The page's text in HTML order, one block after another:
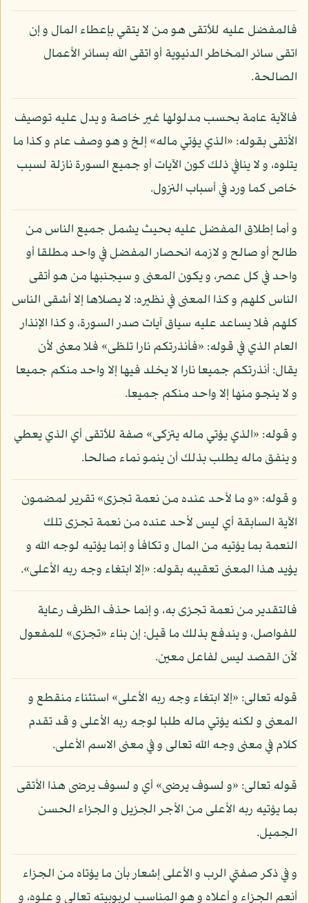
فالمفضل عليه للأتقى هو من لا يتقي بإعطاء المال و إن
اتقى سائر المخاطر الدنيوية أو اتقى الله بسائر الأعمال
الصالحة.
فالآية عامة بحسب مدلولها غير خاصة و يدل عليه توصيف
الأتقى بقوله: «الذي يؤتي ماله» إلخ و هو وصف عام و كذا ما
يتلوه، و لا ينافي ذلك كون الآيات أو جميع السورة نازلة لسبب
خاص كما ورد في أسباب النزول.
و أما إطلاق المفضل عليه بحيث يشمل جميع الناس من
طالح أو صالح و لازمه انحصار المفضل في واحد مطلقا أو
واحد في كل عصر، و يكون المعنى و سيجنبها من هو أتقى
الناس كلهم و كذا المعنى في نظيره: لا يصلاها إلا أشقى الناس
كلهم فلا يساعد عليه سياق آيات صدر السورة، و كذا الإنذار
العام الذي في قوله: «فأنذرتكم نارا تلظى» فلا معنى لأن
يقال: أنذرتكم جميعا نارا لا يخلد فيها إلا واحد منكم جميعا
و لا ينجو منها إلا واحد منكم جميعا.
و قوله: «الذي يؤتي ماله يتزكى» صفة للأتقى أي الذي يعطي
و ينفق ماله يطلب بذلك أن ينمو نماء صالحا.
و قوله: «و ما لأحد عنده من نعمة تجزى» تقرير لمضمون
الآية السابقة أي ليس لأحد عنده من نعمة تجزى تلك
النعمة بما يؤتيه من المال و تكافأ و إنما يؤتيه لوجه الله و
يؤيد هذا المعنى تعقيبه بقوله: «إلا ابتغاء وجه ربه الأعلى».
فالتقدير من نعمة تجزى به، و إنما حذف الظرف رعاية
للفواصل، و يندفع بذلك ما قيل: إن بناء «تجزى» للمفعول
لأن القصد ليس لفاعل معين.
قوله تعالى: «إلا ابتغاء وجه ربه الأعلى» استثناء منقطع و
المعنى و لكنه يؤتي ماله طلبا لوجه ربه الأعلى و قد تقدم
كلام في معنى وجه الله تعالى و في معنى الاسم الأعلى.
قوله تعالى: «و لسوف يرضى» أي و لسوف يرضى هذا الأتقى
بما يؤتيه ربه الأعلى من الأجر الجزيل و الجزاء الحسن
الجميل.
و في ذكر صفتي الرب و الأعلى إشعار بأن ما يؤتاه من الجزاء
أنعم الجزاء و أعلاه و هو المناسب لربوبيته تعالى و علوه، و